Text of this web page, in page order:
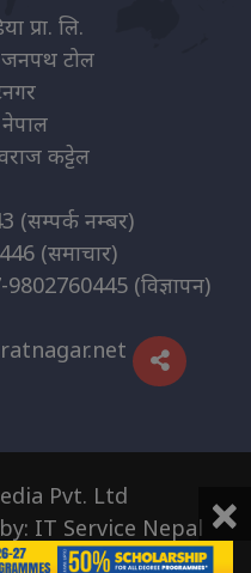
प्रा. लि.
जनपथ टोल
कट्टेल
(सम्पर्क नम्बर)
(समाचार)
9802760445 (विज्ञापन)
Pvt. Ltd
IT Service Nepal ×